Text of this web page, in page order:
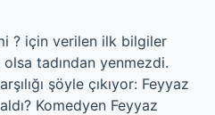
? için verilen ilk bilgiler
tadından yenmezdi.
şöyle çıkıyor: Feyyaz
Komedyen Feyyaz